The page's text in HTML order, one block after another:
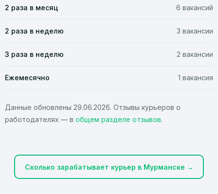
2 раза в месяц 6 вакансий
2 раза в неделю 3 вакансии
3 раза в неделю 2 вакансии
Ежемесячно 1 вакансия
Данные обновлены 29.06.2026. Отзывы курьеров о
работодателях — в общем разделе отзывов.
Сколько зарабатывает курьер в Мурманске →